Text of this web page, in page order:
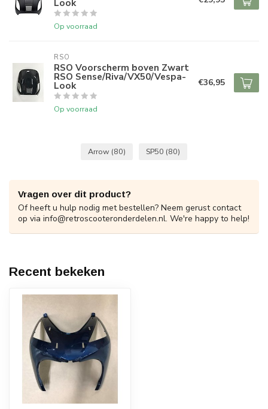
Look
Op voorraad
RSO
RSO Voorscherm boven Zwart
RSO Sense/Riva/VX50/Vespa-
Look
Op voorraad
€36,95
Arrow (80) SP50 (80)
Vragen over dit product?
Of heeft u hulp nodig met bestellen? Neem gerust contact
op via info@retroscooteronderdelen.nl. We're happy to help!
Recent bekeken